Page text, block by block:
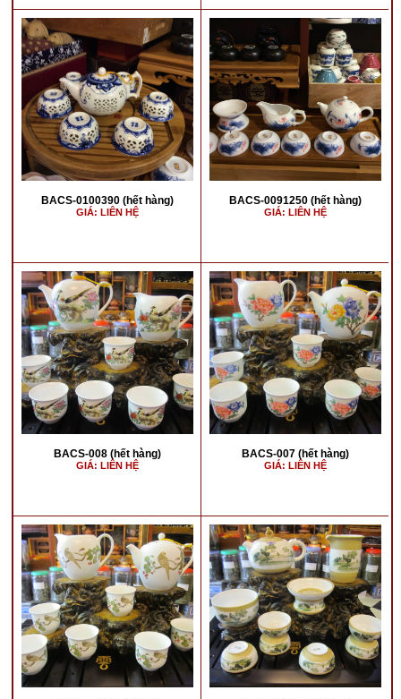
BACS-0100390 (hết hàng)
GIÁ: LIÊN HỆ
BACS-0091250 (hết hàng)
GIÁ: LIÊN HỆ
BACS-008 (hết hàng)
GIÁ: LIÊN HỆ
BACS-007 (hết hàng)
GIÁ: LIÊN HỆ